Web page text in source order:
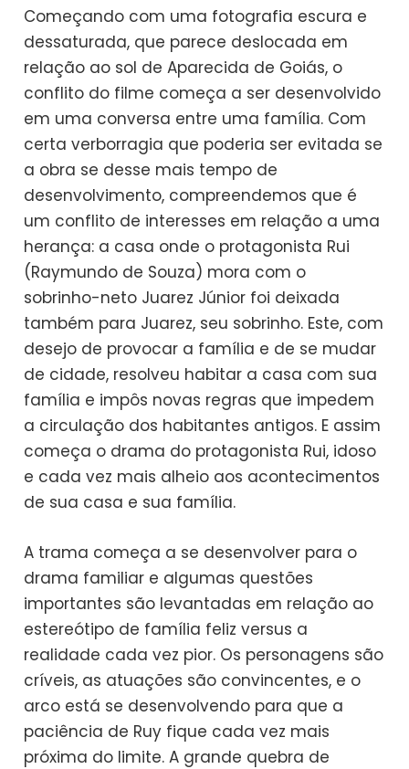
Começando com uma fotografia escura e
dessaturada, que parece deslocada em
relação ao sol de Aparecida de Goiás, o
conflito do filme começa a ser desenvolvido
em uma conversa entre uma família. Com
certa verborragia que poderia ser evitada se
a obra se desse mais tempo de
desenvolvimento, compreendemos que é
um conflito de interesses em relação a uma
herança: a casa onde o protagonista Rui
(Raymundo de Souza) mora com o
sobrinho-neto Juarez Júnior foi deixada
também para Juarez, seu sobrinho. Este, com
desejo de provocar a família e de se mudar
de cidade, resolveu habitar a casa com sua
família e impôs novas regras que impedem
a circulação dos habitantes antigos. E assim
começa o drama do protagonista Rui, idoso
e cada vez mais alheio aos acontecimentos
de sua casa e sua família.
A trama começa a se desenvolver para o
drama familiar e algumas questões
importantes são levantadas em relação ao
estereótipo de família feliz versus a
realidade cada vez pior. Os personagens são
críveis, as atuações são convincentes, e o
arco está se desenvolvendo para que a
paciência de Ruy fique cada vez mais
próxima do limite. A grande quebra de